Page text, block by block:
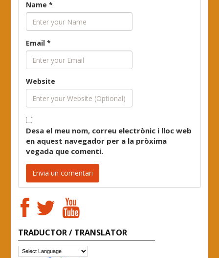
Name*
Email*
Website
Desa el meu nom, correu electrònic i lloc web
en aquest navegador per a la pròxima
vegada que comenti.
TRADUCTOR / TRANSLATOR